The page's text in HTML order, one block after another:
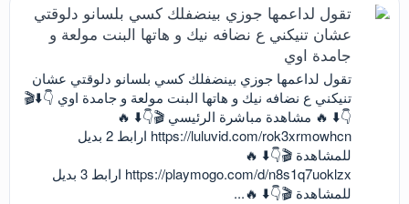
تقول لداعمها جوزي بينضفلك كسي بلسانو دلوقتي
عشان تنيكني ع نضافه نيك و هاتها البنت مولعة و
جامدة اوي
تقول لداعمها جوزي بينضفلك كسي بلسانو دلوقتي عشان
تنيكني ع نضافه نيك و هاتها البنت مولعة و جامدة اوي 👇⬇️🎬
👇⬇️ 🔥 مشاهدة مباشرة الرئيسي 🎬👇⬇️ 🔥
https://luluvid.com/rok3xrmowhcn ارابط 2 بديل
للمشاهدة 🎬👇⬇️ 🔥
https://playmogo.com/d/n8s1q7uoklzx ارابط 3 بديل
للمشاهدة 🎬👇⬇️ 🔥...